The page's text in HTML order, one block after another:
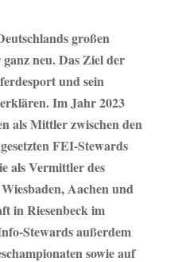
großen
neu. Das Ziel der
und sein
Im Jahr 2023
als Mittler zwischen den
FEI-Stewards
als Vermittler des
Aachen und
in Riesenbeck im
Stewards außerdem
sowie auf